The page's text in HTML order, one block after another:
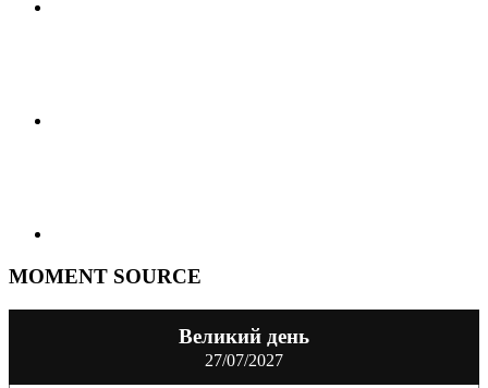
MOMENT SOURCE
Великий день
27/07/2027